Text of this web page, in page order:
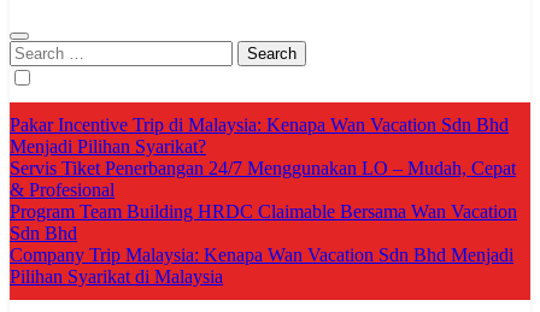
Search
for:
Pakar Incentive Trip di Malaysia: Kenapa Wan Vacation Sdn Bhd
Menjadi Pilihan Syarikat?
Servis Tiket Penerbangan 24/7 Menggunakan LO – Mudah, Cepat
& Profesional
Program Team Building HRDC Claimable Bersama Wan Vacation
Sdn Bhd
Company Trip Malaysia: Kenapa Wan Vacation Sdn Bhd Menjadi
Pilihan Syarikat di Malaysia